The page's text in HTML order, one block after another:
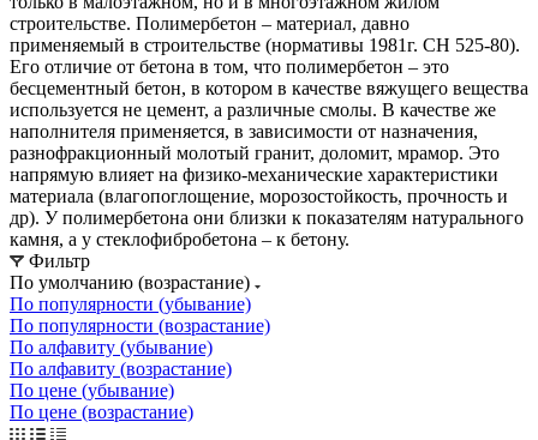
строительстве. Полимербетон – материал, давно
применяемый в строительстве (нормативы 1981г. СН 525-80).
Его отличие от бетона в том, что полимербетон – это
бесцементный бетон, в котором в качестве вяжущего вещества
используется не цемент, а различные смолы. В качестве же
наполнителя применяется, в зависимости от назначения,
разнофракционный молотый гранит, доломит, мрамор. Это
напрямую влияет на физико-механические характеристики
материала (влагопоглощение, морозостойкость, прочность и
др). У полимербетона они близки к показателям натурального
камня, а у стеклофибробетона – к бетону.
Фильтр
По умолчанию (возрастание)
По популярности (убывание)
По популярности (возрастание)
По алфавиту (убывание)
По алфавиту (возрастание)
По цене (убывание)
По цене (возрастание)